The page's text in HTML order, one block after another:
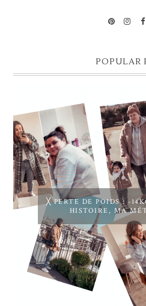
POPULAR
╳ PERTE DE POIDS : -
HISTOIRE, MA